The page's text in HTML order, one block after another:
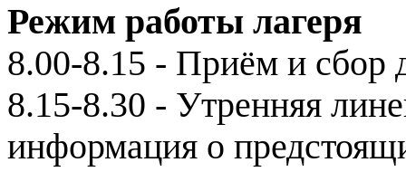
Режим работы лагеря
8.00-8.15 - Приём и сбор
8.15-8.30 - Утренняя
информация о